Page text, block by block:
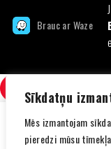
Sīkdatņu
Mēs izmantojam
pieredzi mūsu
Brauc ar Waze